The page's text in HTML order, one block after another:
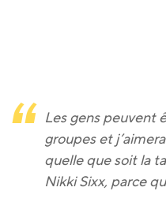
Les gens peuvent
groupes et
quelle que soit la
Nikki Sixx, parce